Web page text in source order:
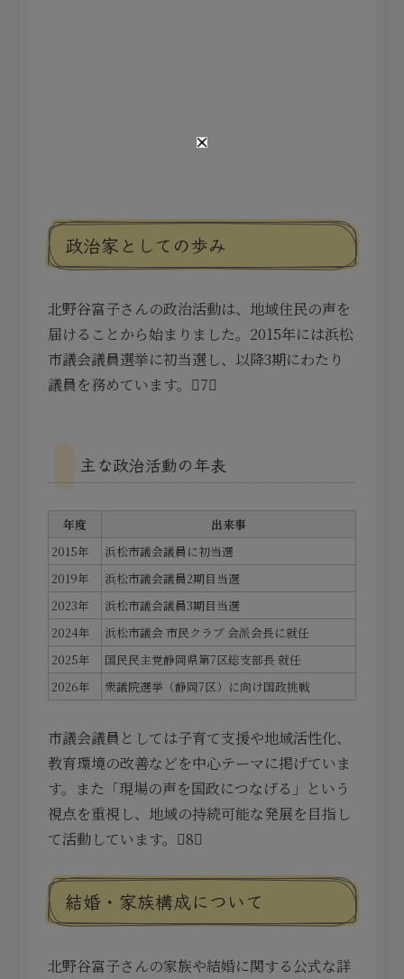
政治家としての歩み
北野谷富子さんの政治活動は、地域住民の声を
届けることから始まりました。2015年には浜松
市議会議員選挙に初当選し、以降3期にわたり
議員を務めています。7
主な政治活動の年表
年度
出来事
2015年
浜松市議会議員に初当選
2019年
浜松市議会議員2期目当選
2023年
浜松市議会議員3期目当選
2024年
浜松市議会 市民クラブ 会派会長に就任
2025年
国民民主党静岡県第7区総支部長 就任
2026年
衆議院選挙（静岡7区）に向け国政挑戦
市議会議員としては子育て支援や地域活性化、
教育環境の改善などを中心テーマに掲げていま
す。また「現場の声を国政につなげる」という
視点を重視し、地域の持続可能な発展を目指し
て活動しています。8
結婚・家族構成について
北野谷富子さんの家族や結婚に関する公式な詳